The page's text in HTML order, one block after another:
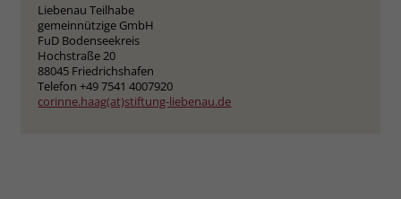
Liebenau Teilhabe
gemeinnützige GmbH
FuD Bodenseekreis
Hochstraße 20
88045 Friedrichshafen
Telefon +49 7541 4007920
corinne.haag(at)stiftung-liebenau.de